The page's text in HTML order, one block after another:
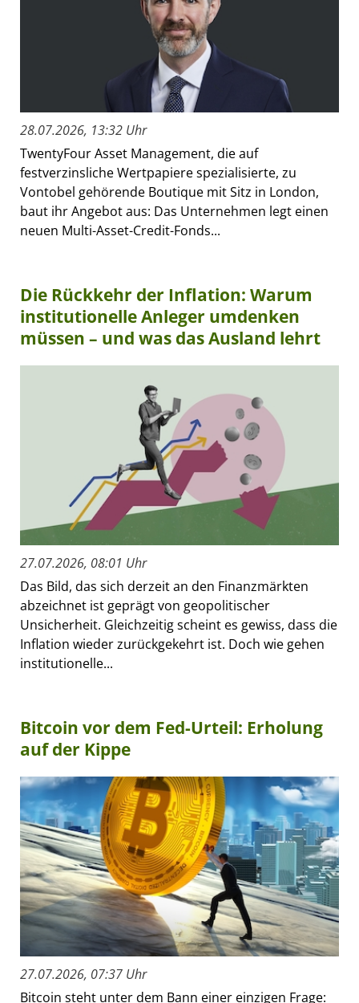
28.07.2026, 13:32 Uhr
TwentyFour Asset Management, die auf
festverzinsliche Wertpapiere spezialisierte, zu
Vontobel gehörende Boutique mit Sitz in London,
baut ihr Angebot aus: Das Unternehmen legt einen
neuen Multi-Asset-Credit-Fonds...
Die Rückkehr der Inflation: Warum
institutionelle Anleger umdenken
müssen – und was das Ausland lehrt
27.07.2026, 08:01 Uhr
Das Bild, das sich derzeit an den Finanzmärkten
abzeichnet ist geprägt von geopolitischer
Unsicherheit. Gleichzeitig scheint es gewiss, dass die
Inflation wieder zurückgekehrt ist. Doch wie gehen
institutionelle...
Bitcoin vor dem Fed-Urteil: Erholung
auf der Kippe
27.07.2026, 07:37 Uhr
Bitcoin steht unter dem Bann einer einzigen Frage: